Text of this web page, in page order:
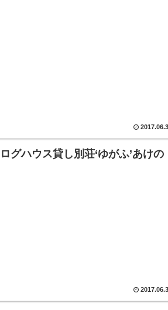
グハウス貸し別荘‘ゆがふ’あけの